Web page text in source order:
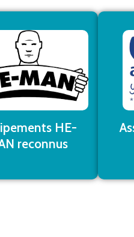
HE-
reconnus
En savoir plus